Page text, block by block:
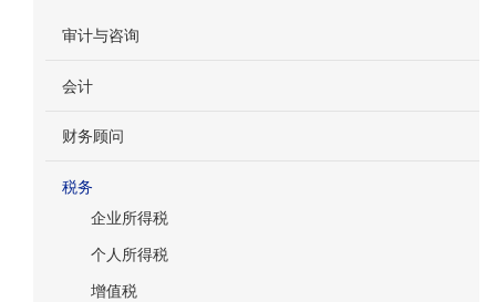
审计与咨询
会计
财务顾问
税务
企业所得税
个人所得税
增值税